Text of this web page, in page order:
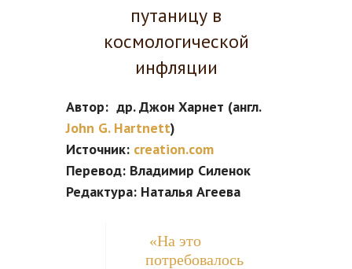
путаницу в
космологической
инфляции
Автор: др. Джон Харнет (англ.
John G. Hartnett)
Источник: creation.com
Перевод: Владимир Силенок
Редактура: Наталья Агеева
«На это
потребовалось